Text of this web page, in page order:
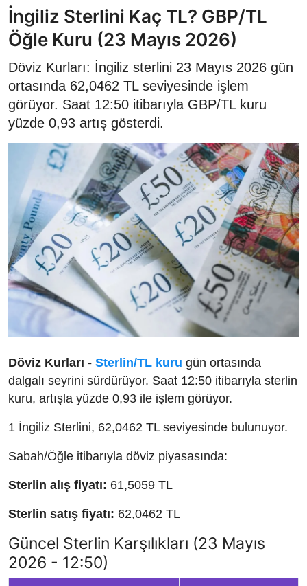
İngiliz Sterlini Kaç TL? GBP/TL
Öğle Kuru (23 Mayıs 2026)
Döviz Kurları: İngiliz sterlini 23 Mayıs 2026 gün
ortasında 62,0462 TL seviyesinde işlem
görüyor. Saat 12:50 itibarıyla GBP/TL kuru
yüzde 0,93 artış gösterdi.
Döviz Kurları - Sterlin/TL kuru gün ortasında
dalgalı seyrini sürdürüyor. Saat 12:50 itibarıyla sterlin
kuru, artışla yüzde 0,93 ile işlem görüyor.
1 İngiliz Sterlini, 62,0462 TL seviyesinde bulunuyor.
Sabah/Öğle itibarıyla döviz piyasasında:
Sterlin alış fiyatı: 61,5059 TL
Sterlin satış fiyatı: 62,0462 TL
Güncel Sterlin Karşılıkları (23 Mayıs
2026 - 12:50)